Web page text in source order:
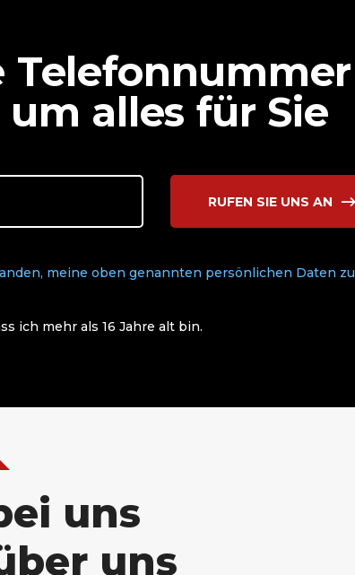
Telefonnummer
alles für Sie
RUFEN SIE UNS AN
meine oben genannten persönlichen Daten zu
ich mehr als 16 Jahre alt bin.
uns
uns